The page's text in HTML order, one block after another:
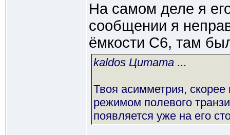
На самом деле я
сообщении я
ёмкости C6, там
kaldos Цитата ...
Твоя асимметрия,
режимом полевого
появляется уже на его